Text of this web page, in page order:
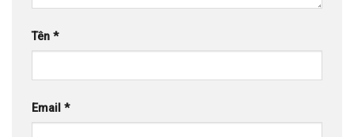
Tên *
Email *